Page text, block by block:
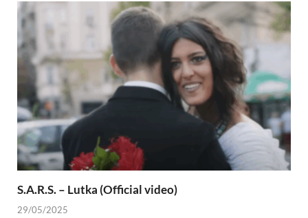
S.A.R.S. – Lutka (Official video)
29/05/2025